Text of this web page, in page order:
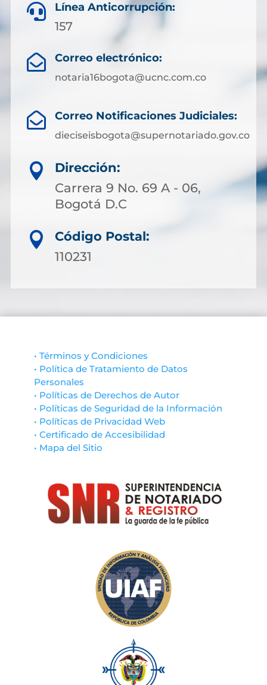
 Línea Anticorrupción:
157
 Correo electrónico:
notaria16bogota@ucnc.com.co
 Correo Notificaciones Judiciales:
dieciseisbogota@supernotariado.gov.co

Dirección:
Carrera 9 No. 69 A - 06,
Bogotá D.C

Código Postal:
110231
• Términos y Condiciones
• Política de Tratamiento de Datos
Personales
• Políticas de Derechos de Autor
• Políticas de Seguridad de la Información
• Políticas de Privacidad Web
• Certificado de Accesibilidad
• Mapa del Sitio